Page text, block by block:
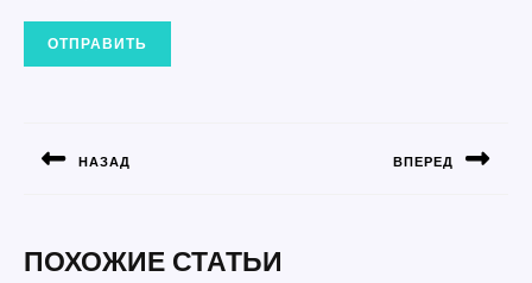
ЗАПИСЯМ
НАЗАД ВПЕРЕД
ПОХОЖИЕ СТАТЬИ